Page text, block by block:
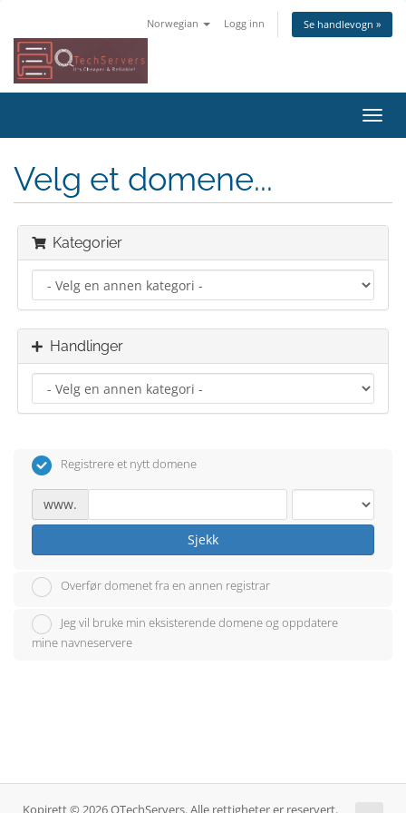
Norwegian Logg inn Se handlevogn »
Bytt
Velg et domene...
Kategorier
Handlinger
Registrere et nytt domene
www.
Sjekk
Overfør domenet fra en annen registrar
Jeg vil bruke min eksisterende domene og oppdatere
mine navneservere
Kopirett © 2026 QTechServers. Alle rettigheter er reservert.